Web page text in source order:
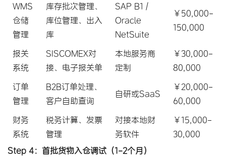
WMS
仓储
管理
库存批次管理、
库位管理、出入
库
SAP B1 /
Oracle
NetSuite
¥50,000-
150,000
报关
系统
SISCOMEX对
接、电子报关单
本地服务商
定制
¥30,000-
80,000
订单
管理
B2B订单处理、
客户自助查询
自研或SaaS
¥20,000-
60,000
财务
系统
税务计算、发票
管理
对接本地财
务软件
¥15,000-
30,000
Step 4：首批货物入仓调试（1-2个月）